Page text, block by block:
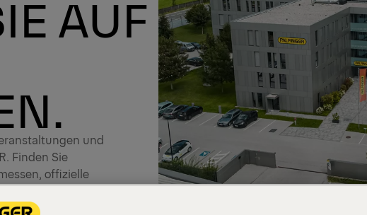
AUF
und
Finden Sie
offizielle